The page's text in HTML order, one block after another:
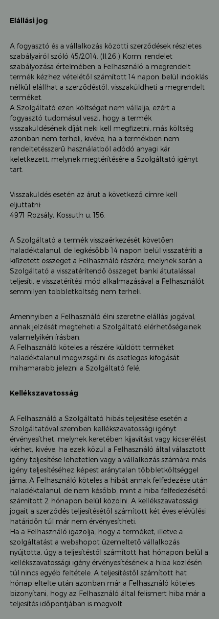
Elállási jog
A fogyasztó és a vállalkozás közötti szerződések részletes
szabályairól szóló 45/2014. (II.26.) Korm. rendelet
szabályozása értelmében a Felhasználó a megrendelt
termék kézhez vételétől számított 14 napon belül indoklás
nélkül elállhat a szerződéstől, visszaküldheti a megrendelt
terméket.
A Szolgáltató ezen költséget nem vállalja, ezért a
fogyasztó tudomásul veszi, hogy a termék
visszaküldésének díját neki kell megfizetni, más költség
azonban nem terheli, kivéve, ha a termékben nem
rendeltetésszerű használatból adódó anyagi kár
keletkezett, melynek megtérítésére a Szolgáltató igényt
tart.
Visszaküldés esetén az árut a következő címre kell
eljuttatni:
4971 Rozsály, Kossuth u. 156.
A Szolgáltató a termék visszaérkezését követően
haladéktalanul, de legkésőbb 14 napon belül visszatéríti a
kifizetett összeget a Felhasználó részére, melynek során a
Szolgáltató a visszatérítendő összeget banki átutalással
teljesíti, e visszatérítési mód alkalmazásával a Felhasználót
semmilyen többletköltség nem terheli.
Amennyiben a Felhasználó élni szeretne elállási jogával,
annak jelzését megteheti a Szolgáltató elérhetőségeinek
valamelyikén írásban.
A Felhasználó köteles a részére küldött terméket
haladéktalanul megvizsgálni és esetleges kifogását
mihamarabb jelezni a Szolgáltató felé.
Kellékszavatosság
A Felhasználó a Szolgáltató hibás teljesítése esetén a
Szolgáltatóval szemben kellékszavatossági igényt
érvényesíthet, melynek keretében kijavítást vagy kicserélést
kérhet, kivéve, ha ezek közül a Felhasználó által választott
igény teljesítése lehetetlen vagy a vállalkozás számára más
igény teljesítéséhez képest aránytalan többletköltséggel
járna. A Felhasználó köteles a hibát annak felfedezése után
haladéktalanul, de nem később, mint a hiba felfedezésétől
számított 2 hónapon belül közölni. A kellékszavatossági
jogait a szerződés teljesítésétől számított két éves elévülési
határidőn túl már nem érvényesítheti.
Ha a Felhasználó igazolja, hogy a terméket, illetve a
szolgáltatást a webshopot üzemeltető vállalkozás
nyújtotta, úgy a teljesítéstől számított hat hónapon belül a
kellékszavatossági igény érvényesítésének a hiba közlésén
túl nincs egyéb feltétele. A teljesítéstől számított hat
hónap eltelte után azonban már a Felhasználó köteles
bizonyítani, hogy az Felhasználó által felismert hiba már a
teljesítés időpontjában is megvolt.